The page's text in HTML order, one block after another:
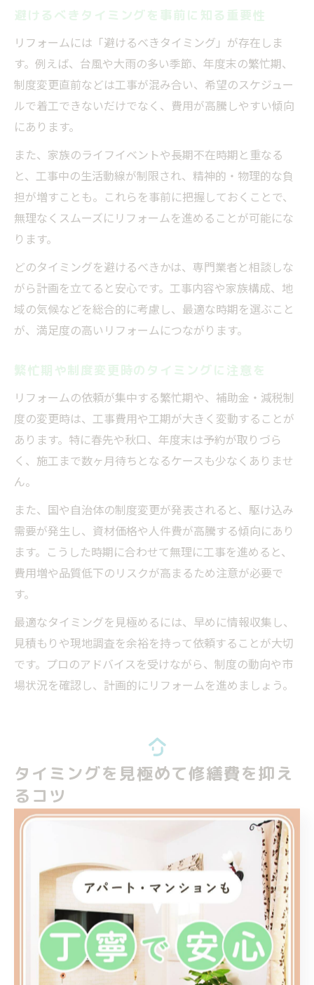
避けるべきタイミングを事前に知る重要性
リフォームには「避けるべきタイミング」が存在しま
す。例えば、台風や大雨の多い季節、年度末の繁忙期、
制度変更直前などは工事が混み合い、希望のスケジュー
ルで着工できないだけでなく、費用が高騰しやすい傾向
にあります。
また、家族のライフイベントや長期不在時期と重なる
と、工事中の生活動線が制限され、精神的・物理的な負
担が増すことも。これらを事前に把握しておくことで、
無理なくスムーズにリフォームを進めることが可能にな
ります。
どのタイミングを避けるべきかは、専門業者と相談しな
がら計画を立てると安心です。工事内容や家族構成、地
域の気候などを総合的に考慮し、最適な時期を選ぶこと
が、満足度の高いリフォームにつながります。
繁忙期や制度変更時のタイミングに注意を
リフォームの依頼が集中する繁忙期や、補助金・減税制
度の変更時は、工事費用や工期が大きく変動することが
あります。特に春先や秋口、年度末は予約が取りづら
く、施工まで数ヶ月待ちとなるケースも少なくありませ
ん。
また、国や自治体の制度変更が発表されると、駆け込み
需要が発生し、資材価格や人件費が高騰する傾向にあり
ます。こうした時期に合わせて無理に工事を進めると、
費用増や品質低下のリスクが高まるため注意が必要で
す。
最適なタイミングを見極めるには、早めに情報収集し、
見積もりや現地調査を余裕を持って依頼することが大切
です。プロのアドバイスを受けながら、制度の動向や市
場状況を確認し、計画的にリフォームを進めましょう。
タイミングを見極めて修繕費を抑え
るコツ
工事タイミングの見極めが費用節約のカギ
リフォームを検討する際、「まだ大丈夫」と思って先延
ばしにしてしまう方は少なくありません。しかし、適切
な工事タイミングを逃すことで修繕費が大幅に膨れ上が
るリスクがあります。なぜなら、劣化が進行すると部分
的な補修では済まず、大規模な改修や構造体そのものの
交換が必要になるケースが増えるからです。